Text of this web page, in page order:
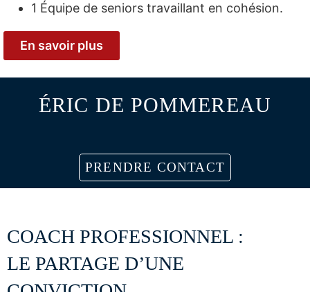
1 Équipe de seniors travaillant en cohésion.
En savoir plus
ÉRIC DE POMMEREAU
PRENDRE CONTACT
COACH PROFESSIONNEL :
LE PARTAGE D’UNE